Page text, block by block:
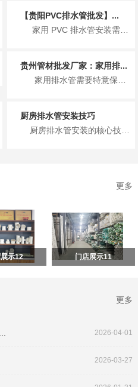
【贵阳PVC排水管批发】...
家用 PVC 排水管安装需遵循 规范操作、防漏防堵、适配环境 三大核心原则，核心...
贵州管材批发厂家：家用排...
家用排水管需要特意保养，适当的保养可以延长排水管的使用寿命，保持排水顺畅，避免...
厨房排水管安装技巧
厨房排水管安装的核心技巧包括：进行排水检查、进行管路分析、准确弹线定位、合理安装施工以及安装...
更多
示12 门店展示11
更多
2026-04-01
2026-03-27